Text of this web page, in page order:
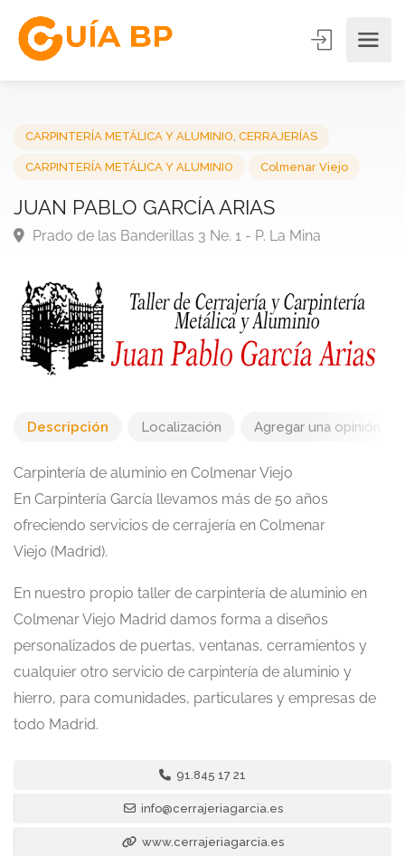
JUAN PABLO GARCÍA ARIAS
Descripción Localización Agregar una opinión
Carpintería de aluminio en Colmenar Viejo
En Carpintería García llevamos más de 50 años
ofreciendo servicios de cerrajería en Colmenar
Viejo (Madrid).
En nuestro propio taller de carpintería de aluminio en
Colmenar Viejo Madrid damos forma a diseños
personalizados de puertas, ventanas, cerramientos y
cualquier otro servicio de carpintería de aluminio y
hierro, para comunidades, particulares y empresas de
todo Madrid.
91.845 17 21
info@cerrajeriagarcia.es
www.cerrajeriagarcia.es